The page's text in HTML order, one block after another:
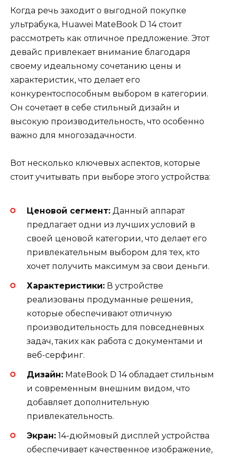
Когда речь заходит о выгодной покупке
ультрабука, Huawei MateBook D 14 стоит
рассмотреть как отличное предложение. Этот
девайс привлекает внимание благодаря
своему идеальному сочетанию цены и
характеристик, что делает его
конкурентоспособным выбором в категории.
Он сочетает в себе стильный дизайн и
высокую производительность, что особенно
важно для многозадачности.
Вот несколько ключевых аспектов, которые
стоит учитывать при выборе этого устройства:
Ценовой сегмент: Данный аппарат
предлагает одни из лучших условий в
своей ценовой категории, что делает его
привлекательным выбором для тех, кто
хочет получить максимум за свои деньги.
Характеристики: В устройстве
реализованы продуманные решения,
которые обеспечивают отличную
производительность для повседневных
задач, таких как работа с документами и
веб-серфинг.
Дизайн: MateBook D 14 обладает стильным
и современным внешним видом, что
добавляет дополнительную
привлекательность.
Экран: 14-дюймовый дисплей устройства
обеспечивает качественное изображение,